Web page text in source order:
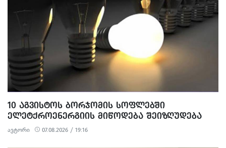
10 ᲐᲒᲕᲘᲡᲢᲝᲡ ᲑᲝᲠᲯᲝᲛᲘᲡ ᲡᲝᲤᲚᲔᲑᲨᲘ
ᲔᲚᲔᲢᲥᲠᲝᲔᲜᲔᲠᲒᲘᲘᲡ ᲛᲘᲬᲝᲓᲔᲑᲐ ᲨᲔᲘᲖᲦᲣᲓᲔᲑᲐ
ავტორი 07.08.2026 / 19:16